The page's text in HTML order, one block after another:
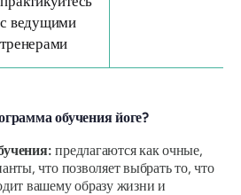
с ведущими
тренерами
обучения йоге?
предлагаются как очные,
что позволяет выбрать то, что
вашему образу жизни и